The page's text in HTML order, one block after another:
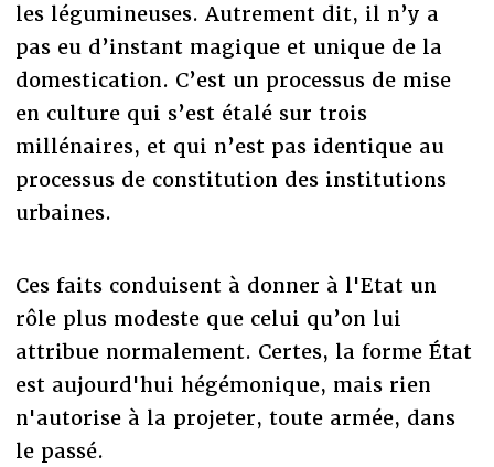
les légumineuses. Autrement dit, il n’y a
pas eu d’instant magique et unique de la
domestication. C’est un processus de mise
en culture qui s’est étalé sur trois
millénaires, et qui n’est pas identique au
processus de constitution des institutions
urbaines.
Ces faits conduisent à donner à l'Etat un
rôle plus modeste que celui qu’on lui
attribue normalement. Certes, la forme État
est aujourd'hui hégémonique, mais rien
n'autorise à la projeter, toute armée, dans
le passé.